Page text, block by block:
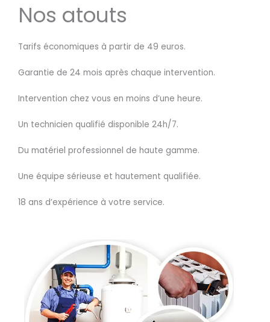
Nos atouts
Tarifs économiques à partir de 49 euros.
Garantie de 24 mois après chaque intervention.
Intervention chez vous en moins d’une heure.
Un technicien qualifié disponible 24h/7.
Du matériel professionnel de haute gamme.
Une équipe sérieuse et hautement qualifiée.
18 ans d’expérience à votre service.